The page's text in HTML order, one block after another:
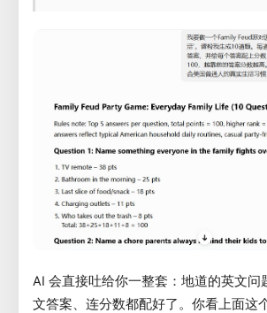
AI 会直接吐给你一整套：地道的英文问
文答案、连分数都配好了。你看上面这